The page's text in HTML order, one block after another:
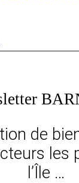
de
les
l’Île …